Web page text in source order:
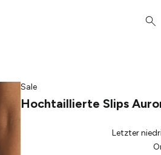
Sale
Hochtaillierte Slips
Letzter